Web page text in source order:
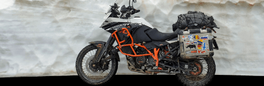
URMARESTE-MA PE
FACEBOOK
YOUTUBE
INSTAGRAM